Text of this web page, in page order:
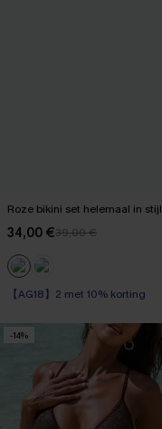
Roze bikini set helemaal in stijl
34,00 €39,00 €
【AG18】2 met 10% korting
-14%